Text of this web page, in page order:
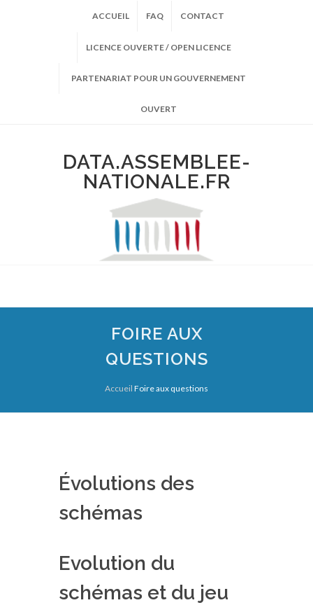
ACCUEIL FAQ CONTACT
LICENCE OUVERTE / OPEN LICENCE
PARTENARIAT POUR UN GOUVERNEMENT
OUVERT
DATA.ASSEMBLEE-
NATIONALE.FR
FOIRE AUX
QUESTIONS
Accueil Foire aux questions
Évolutions des
schémas
Evolution du
schémas et du jeu